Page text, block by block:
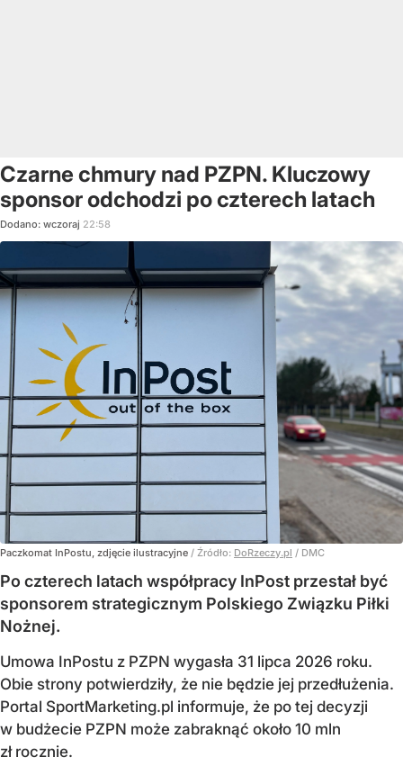
Czarne chmury nad PZPN. Kluczowy
sponsor odchodzi po czterech latach
Dodano: wczoraj 22:58
Paczkomat InPostu, zdjęcie ilustracyjne / Źródło: DoRzeczy.pl / DMC
Po czterech latach współpracy InPost przestał być
sponsorem strategicznym Polskiego Związku Piłki
Nożnej.
Umowa InPostu z PZPN wygasła 31 lipca 2026 roku.
Obie strony potwierdziły, że nie będzie jej przedłużenia.
Portal SportMarketing.pl informuje, że po tej decyzji
w budżecie PZPN może zabraknąć około 10 mln
zł rocznie.